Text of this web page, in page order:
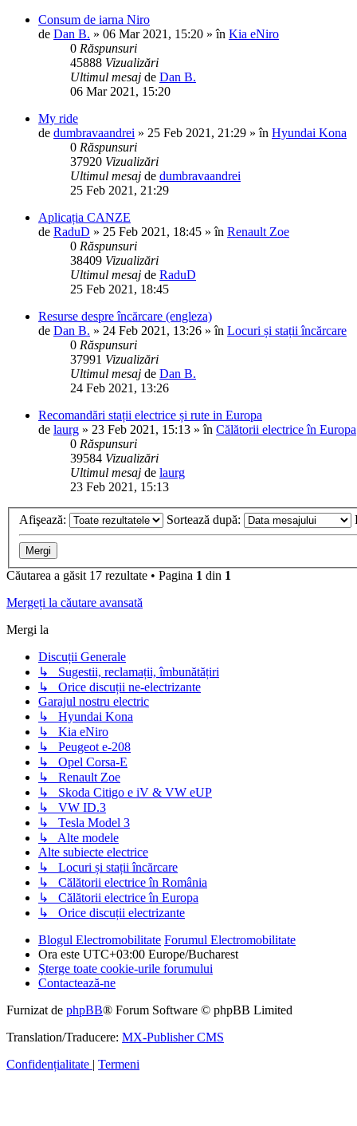
Consum de iarna Niro
de Dan B. » 06 Mar 2021, 15:20 » în Kia eNiro
0 Răspunsuri
45888 Vizualizări
Ultimul mesaj de Dan B.
06 Mar 2021, 15:20
My ride
de dumbravaandrei » 25 Feb 2021, 21:29 » în Hyundai Kona
0 Răspunsuri
37920 Vizualizări
Ultimul mesaj de dumbravaandrei
25 Feb 2021, 21:29
Aplicația CANZE
de RaduD » 25 Feb 2021, 18:45 » în Renault Zoe
0 Răspunsuri
38409 Vizualizări
Ultimul mesaj de RaduD
25 Feb 2021, 18:45
Resurse despre încărcare (engleza)
de Dan B. » 24 Feb 2021, 13:26 » în Locuri și stații încărcare
0 Răspunsuri
37991 Vizualizări
Ultimul mesaj de Dan B.
24 Feb 2021, 13:26
Recomandări stații electrice și rute in Europa
de laurg » 23 Feb 2021, 15:13 » în Călătorii electrice în Europa
0 Răspunsuri
39584 Vizualizări
Ultimul mesaj de laurg
23 Feb 2021, 15:13
Afişează: Sortează după:
Căutarea a găsit 17 rezultate • Pagina 1 din 1
Mergeți la căutare avansată
Mergi la
Discuții Generale
↳ Sugestii, reclamații, îmbunătățiri
↳ Orice discuții ne-electrizante
Garajul nostru electric
↳ Hyundai Kona
↳ Kia eNiro
↳ Peugeot e-208
↳ Opel Corsa-E
↳ Renault Zoe
↳ Skoda Citigo e iV & VW eUP
↳ VW ID.3
↳ Tesla Model 3
↳ Alte modele
Alte subiecte electrice
↳ Locuri și stații încărcare
↳ Călătorii electrice în România
↳ Călătorii electrice în Europa
↳ Orice discuții electrizante
Blogul Electromobilitate Forumul Electromobilitate
Ora este UTC+03:00 Europe/Bucharest
Şterge toate cookie-urile forumului
Contactează-ne
Furnizat de phpBB® Forum Software © phpBB Limited
Translation/Traducere: MX-Publisher CMS
Confidențialitate
Termeni